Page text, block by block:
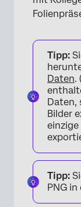
Tipp:
Daten.
Daten,
Bilder
Tipp:
PNG